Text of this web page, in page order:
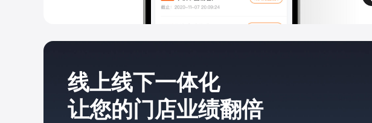
线上线下一体化
让您的门店业绩翻倍